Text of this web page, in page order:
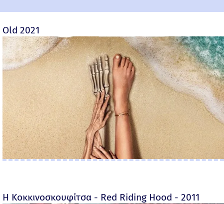
Old 2021
Η Κοκκινοσκουφίτσα - Red Riding Hood - 2011